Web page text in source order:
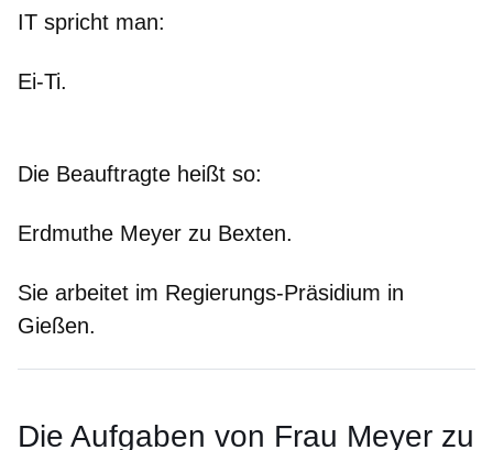
IT spricht man:
Ei-Ti.
Die Beauftragte heißt so:
Erdmuthe Meyer zu Bexten.
Sie arbeitet im Regierungs-Präsidium in
Gießen.
Die Aufgaben von Frau Meyer zu